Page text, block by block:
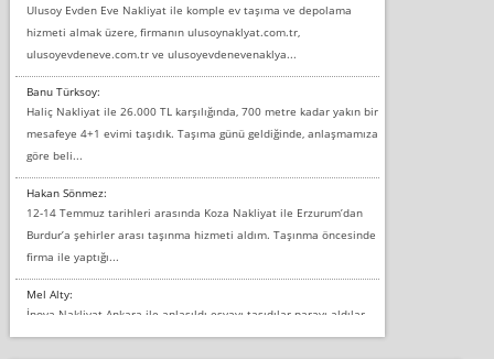
Ulusoy Evden Eve Nakliyat ile komple ev taşıma ve depolama
hizmeti almak üzere, firmanın ulusoynaklyat.com.tr,
ulusoyevdeneve.com.tr ve ulusoyevdenevenaklya...
Banu Türksoy:
Haliç Nakliyat ile 26.000 TL karşılığında, 700 metre kadar yakın bir
mesafeye 4+1 evimi taşıdık. Taşıma günü geldiğinde, anlaşmamıza
göre beli...
Hakan Sönmez:
12-14 Temmuz tarihleri arasında Koza Nakliyat ile Erzurum’dan
Burdur’a şehirler arası taşınma hizmeti aldım. Taşınma öncesinde
firma ile yaptığı...
Mel Alty:
İnova Nakliyat Ankara ile anlaşıldı eşyayı taşıdılar parayı aldılar.
Salon duvarına bir baktım birisi boydan alüminyum renkli bantı